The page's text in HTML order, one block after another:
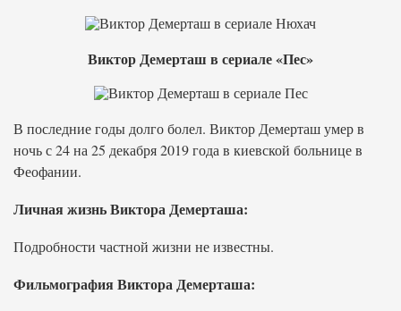
Виктор Демерташ в сериале «Пес»
В последние годы долго болел. Виктор Демерташ умер в
ночь с 24 на 25 декабря 2019 года в киевской больнице в
Феофании.
Личная жизнь Виктора Демерташа:
Подробности частной жизни не известны.
Фильмография Виктора Демерташа: